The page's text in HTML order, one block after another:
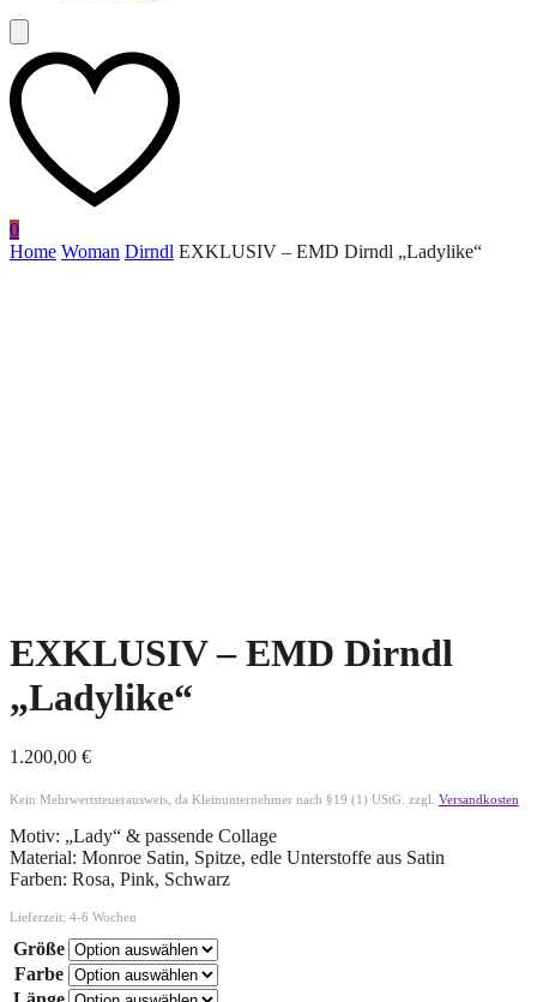
0
Home Woman Dirndl EXKLUSIV – EMD Dirndl „Ladylike“
EXKLUSIV – EMD Dirndl
„Ladylike“
1.200,00 €
Kein Mehrwertsteuerausweis, da Kleinunternehmer nach §19 (1) UStG. zzgl. Versandkosten
Motiv: „Lady“ & passende Collage
Material: Monroe Satin, Spitze, edle Unterstoffe aus Satin
Farben: Rosa, Pink, Schwarz
Lieferzeit: 4-6 Wochen
Größe
Farbe